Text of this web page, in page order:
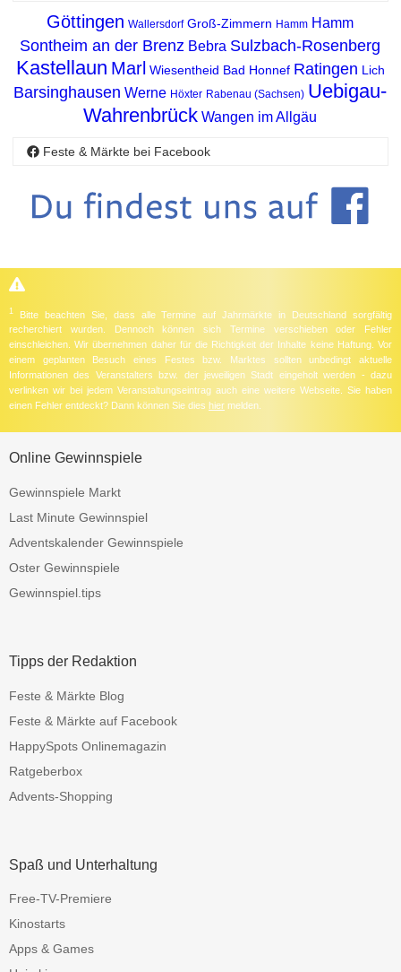
Göttingen Wallersdorf Groß-Zimmern Hamm Hamm
Sontheim an der Brenz Bebra Sulzbach-Rosenberg
Kastellaun Marl Wiesentheid Bad Honnef Ratingen Lich
Barsinghausen Werne Höxter Rabenau (Sachsen) Uebigau-
Wahrenbrück Wangen im Allgäu
Feste & Märkte bei Facebook
1
Bitte beachten Sie, dass alle Termine auf Jahrmärkte in Deutschland sorgfältig
recherchiert wurden. Dennoch können sich Termine verschieben oder Fehler
einschleichen. Wir übernehmen daher für die Richtigkeit der Inhalte keine Haftung. Vor
einem geplanten Besuch eines Festes bzw. Marktes sollten unbedingt aktuelle
Informationen des Veranstalters bzw. der jeweiligen Stadt eingeholt werden - dazu
verlinken wir bei jedem Veranstaltungseintrag auch eine weitere Webseite. Sie haben
einen Fehler entdeckt? Dann können Sie dies hier melden.
Online Gewinnspiele
Gewinnspiele Markt
Last Minute Gewinnspiel
Adventskalender Gewinnspiele
Oster Gewinnspiele
Gewinnspiel.tips
Tipps der Redaktion
Feste & Märkte Blog
Feste & Märkte auf Facebook
HappySpots Onlinemagazin
Ratgeberbox
Advents-Shopping
Spaß und Unterhaltung
Free-TV-Premiere
Kinostarts
Apps & Games